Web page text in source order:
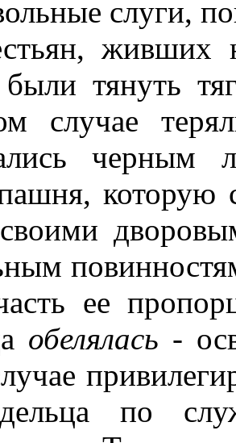
слуги,
живших
тянуть
случае
которую
ее
обелялась -
по